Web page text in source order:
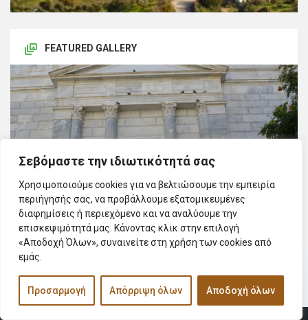
Σεβόμαστε την ιδιωτικότητά σας
Χρησιμοποιούμε cookies για να βελτιώσουμε την εμπειρία
περιήγησής σας, να προβάλλουμε εξατομικευμένες
διαφημίσεις ή περιεχόμενο και να αναλύουμε την
επισκεψιμότητά μας. Κάνοντας κλικ στην επιλογή
«Αποδοχή Όλων», συναινείτε στη χρήση των cookies από
εμάς.
Προσαρμογή Απόρριψη όλων Αποδοχή όλων
FEATURED GALLERY